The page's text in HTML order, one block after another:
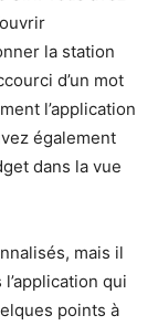
la station
d’un mot
l’application
également
dans la vue
mais il
qui
points à